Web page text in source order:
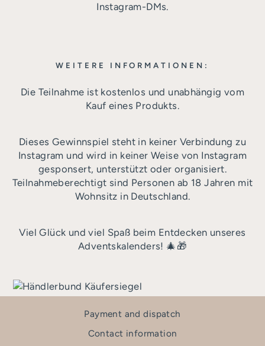
Instagram-DMs.
WEITERE INFORMATIONEN:
Die Teilnahme ist kostenlos und unabhängig vom
Kauf eines Produkts.
Dieses Gewinnspiel steht in keiner Verbindung zu
Instagram und wird in keiner Weise von Instagram
gesponsert, unterstützt oder organisiert.
Teilnahmeberechtigt sind Personen ab 18 Jahren mit
Wohnsitz in Deutschland.
Viel Glück und viel Spaß beim Entdecken unseres
Adventskalenders! 🎄🎁
Payment and dispatch
Contact information